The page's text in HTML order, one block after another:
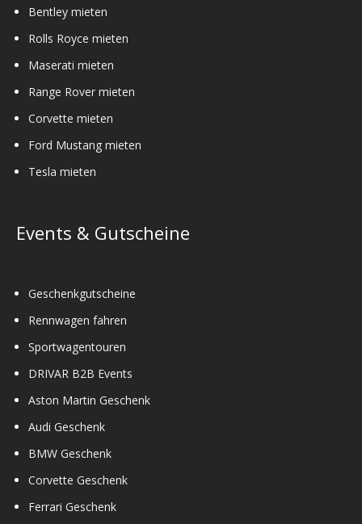
Bentley mieten
Rolls Royce mieten
Maserati mieten
Range Rover mieten
Corvette mieten
Ford Mustang mieten
Tesla mieten
Events & Gutscheine
Geschenkgutscheine
Rennwagen fahren
Sportwagentouren
DRIVAR B2B Events
Aston Martin Geschenk
Audi Geschenk
BMW Geschenk
Corvette Geschenk
Ferrari Geschenk